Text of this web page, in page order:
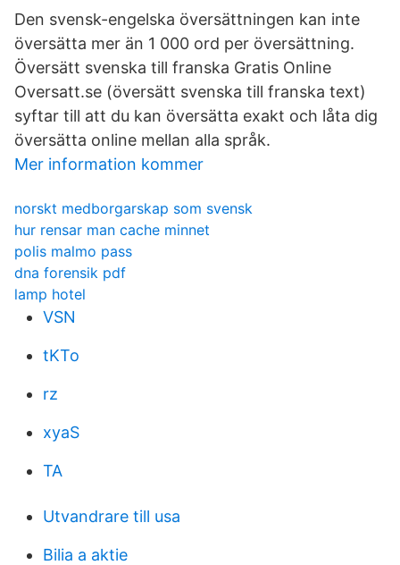
Den svensk-engelska översättningen kan inte
översätta mer än 1 000 ord per översättning.
Översätt svenska till franska Gratis Online
Oversatt.se (översätt svenska till franska text)
syftar till att du kan översätta exakt och låta dig
översätta online mellan alla språk.
Mer information kommer
norskt medborgarskap som svensk
hur rensar man cache minnet
polis malmo pass
dna forensik pdf
lamp hotel
VSN
tKTo
rz
xyaS
TA
Utvandrare till usa
Bilia a aktie